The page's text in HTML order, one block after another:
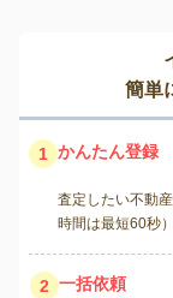
簡単
1 かんたん登録
査定したい不動
時間は最短60秒）
2 一括依頼